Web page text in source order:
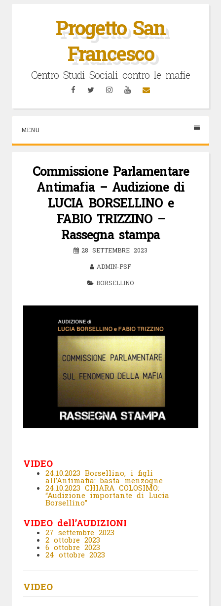
Progetto San
Francesco
Centro Studi Sociali contro le mafie
FacebookTwitterInstagramYouTubeEmail
MENU
Commissione Parlamentare
Antimafia – Audizione di
LUCIA BORSELLINO e
FABIO TRIZZINO –
Rassegna stampa
28 SETTEMBRE 2023
ADMIN-PSF
BORSELLINO
VIDEO
24.10.2023 Borsellino, i figli
all’Antimafia: basta menzogne
24.10.2023 CHIARA COLOSIMO:
“Audizione importante di Lucia
Borsellino”
VIDEO dell’AUDIZIONI
27 settembre 2023
2 ottobre 2023
6 ottobre 2023
24 ottobre 2023
VIDEO